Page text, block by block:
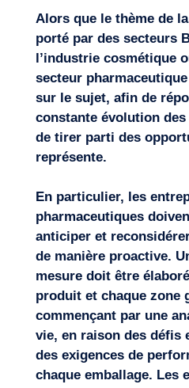
Alors que le thème de
porté par des secteurs
l’industrie cosmétique
secteur
sur le sujet, afin de
constante évolution
de tirer parti des
représente.
En particulier, les
pharmaceutiques
anticiper et
de manière proactive.
mesure doit être
produit et chaque zone
commençant par une
vie, en raison des défis
des exigences de
chaque emballage. Les